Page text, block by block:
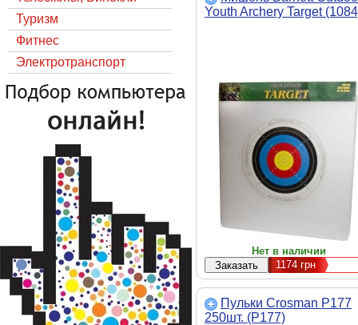
Туризм
Фитнес
Электротранспорт
Youth Archery Target
Нет в наличии
1174грн
Пульки Crosman P177
250шт. (P177)